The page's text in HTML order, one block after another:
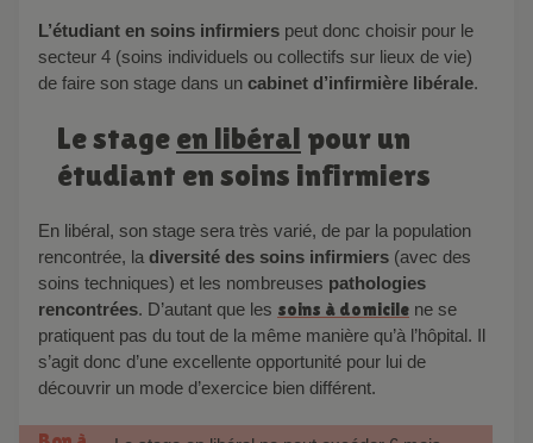
L’étudiant en soins infirmiers peut donc choisir pour le
secteur 4 (soins individuels ou collectifs sur lieux de vie)
de faire son stage dans un cabinet d’infirmière libérale.
Le stage en libéral pour un
étudiant en soins infirmiers
En libéral, son stage sera très varié, de par la population
rencontrée, ladiversité des soins infirmiers (avec des
soins techniques) et les nombreuses pathologies
rencontrées. D’autant que les soins à domicile ne se
pratiquent pas du tout de la même manière qu’à l’hôpital. Il
s’agit donc d’une excellente opportunité pour lui de
découvrir un mode d’exercice bien différent.